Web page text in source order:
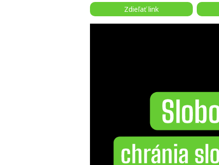
Zdieľať link